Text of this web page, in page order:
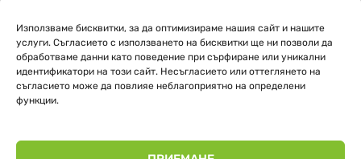
Използваме бисквитки, за да оптимизираме нашия сайт и нашите
услуги. Съгласието с използването на бисквитки ще ни позволи да
обработваме данни като поведение при сърфиране или уникални
идентификатори на този сайт. Несъгласието или оттеглянето на
съгласието може да повлияе неблагоприятно на определени
функции.
Полезни връзки
За Аредо